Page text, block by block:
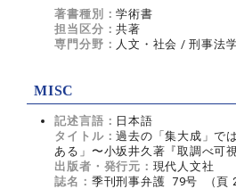
著書種別：学術書
担当区分：共著
専門分野： 人文・社会 / 刑事法
MISC
記述言語： 日本語
タイトル：過去の「集大成」で
ある」〜小坂井久著『取調べ可
出版者・発行元： 現代人文社
誌名： 季刊刑事弁護 79号 （頁